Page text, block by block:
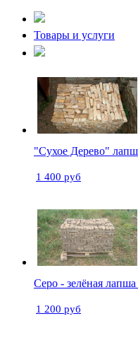
Товары и услуги
"Сухое Дерево"
1 400 руб
Серо - зелёная
1 200 руб